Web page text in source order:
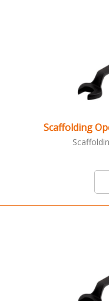
Scaffolding